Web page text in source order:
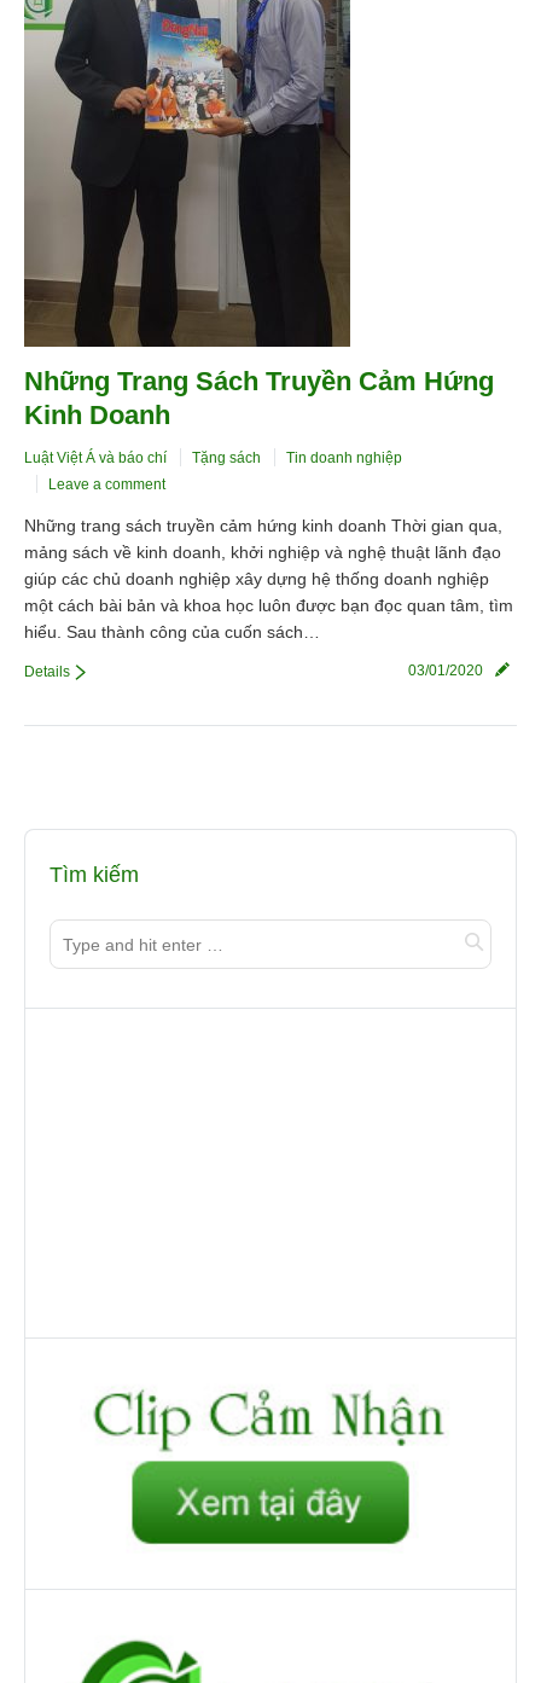
Tuyển Dụng
Liên hệ
Những Trang Sách Truyền Cảm Hứng
Kinh Doanh
Luật Việt Á và báo chí Tặng sách
Tin doanh nghiệp
Leave a comment
Những trang sách truyền cảm hứng kinh doanh Thời gian qua,
mảng sách về kinh doanh, khởi nghiệp và nghệ thuật lãnh đạo
giúp các chủ doanh nghiệp xây dựng hệ thống doanh nghiệp
một cách bài bản và khoa học luôn được bạn đọc quan tâm, tìm
hiểu. Sau thành công của cuốn sách…
03/01/2020
Details
Tìm kiếm